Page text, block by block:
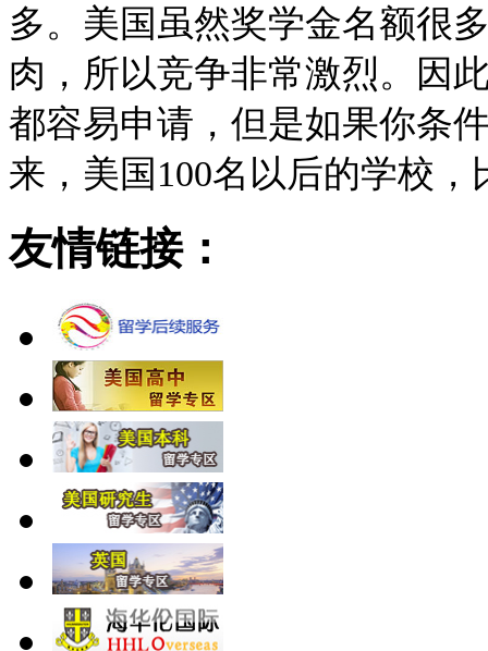
多。美国虽然奖学金名额很
肉，所以竞争非常激烈。因
都容易申请，但是如果你条
来，美国100名以后的学校
友情链接：